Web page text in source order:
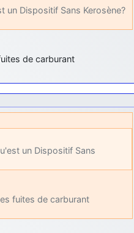
un Dispositif Sans Kerosène?
de carburant
un Dispositif Sans
fuites de carburant